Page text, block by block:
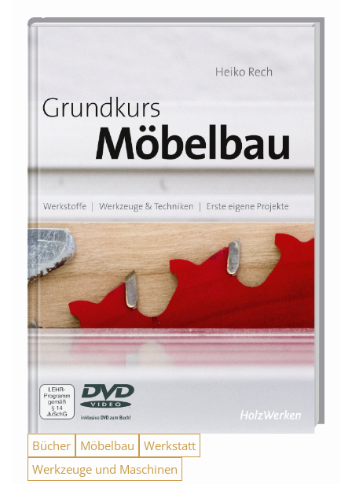
Bücher Möbelbau
Werkstatt
Werkzeuge und Maschinen